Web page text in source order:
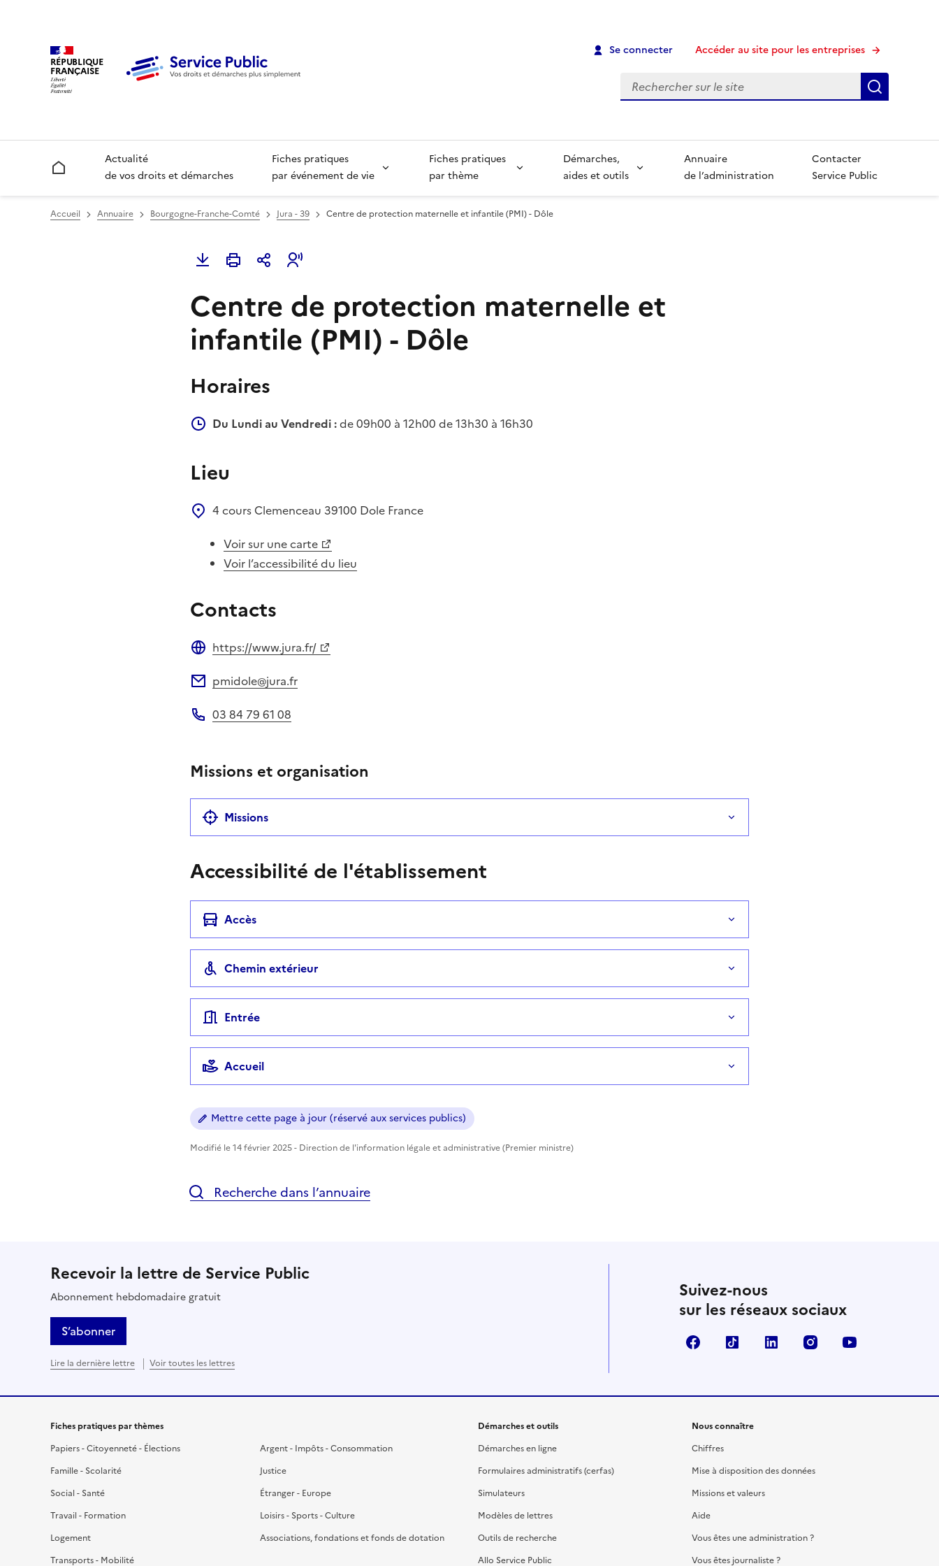
RÉPUBLIQUE
FRANÇAISE
Se connecter Accéder au site pour les entreprises
Recherche
Accueil
Actualité
de vos droits et démarches
Fiches pratiques
par événement de vie
Fiches pratiques
par thème
Démarches,
aides et outils
Annuaire
de l’administration
Contacter
Service Public
Accueil Annuaire Bourgogne-Franche-Comté Jura - 39 Centre de protection maternelle et infantile (PMI) - Dôle
Centre de protection maternelle et
infantile (PMI) - Dôle
Horaires
Du Lundi au Vendredi :de 09h00 à 12h00 de 13h30 à 16h30
Lieu
4 cours Clemenceau 39100 Dole France
Voir sur une carte
Voir l’accessibilité du lieu
Contacts
https://www.jura.fr/
pmidole@jura.fr
03 84 79 61 08
Missions et organisation
Missions
Accessibilité de l'établissement
Accès
Chemin extérieur
Entrée
Accueil
Mettre cette page à jour (réservé aux services publics)
Modifié le 14 février 2025 - Direction de l'information légale et administrative (Premier ministre)
Recherche dans l’annuaire
Recevoir la lettre de Service Public
Abonnement hebdomadaire gratuit
S’abonner
Lire la dernière lettre Voir toutes les lettres
Suivez-nous
sur les réseaux sociaux
FacebookTikTok LinkedIn Instagram
Fiches pratiques par thèmes
Papiers - Citoyenneté - Élections
Famille - Scolarité
Social - Santé
Travail - Formation
Logement
Transports - Mobilité
Argent - Impôts - Consommation
Justice
Étranger - Europe
Loisirs - Sports - Culture
Associations, fondations et fonds de dotation
Démarches et outils
Démarches en ligne
Formulaires administratifs (cerfas)
Simulateurs
Modèles de lettres
Outils de recherche
Allo Service Public
Nous connaître
Chiffres
Mise à disposition des données
Missions et valeurs
Aide
Vous êtes une administration ?
Vous êtes journaliste ?